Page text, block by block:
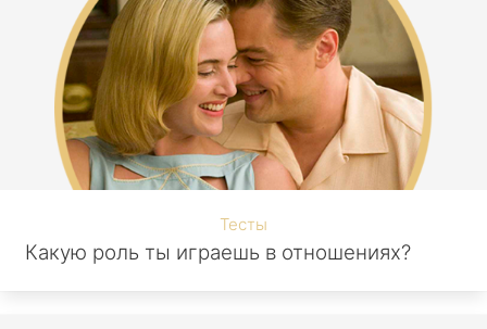
Тесты
Какую роль ты играешь в отношениях?